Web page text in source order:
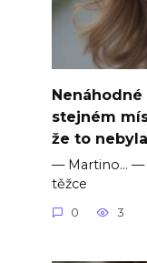
stejném
že to
— Martino… —
těžce
0 3